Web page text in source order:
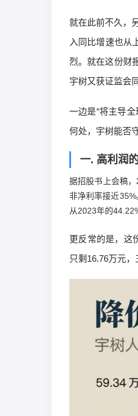
就在此前不久，
入同比增速也从
烈。就在这份财
宇树又获证监会
一边是“将主导
何处，宇树能否
一. 高利润
据招股书上会稿
非净利率接近
从2023年的
更反常的是，这
只剩16.76万元